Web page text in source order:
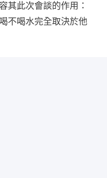
其此次會談的作用：
不喝水完全取決於他